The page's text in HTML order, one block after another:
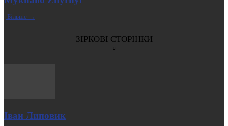
| Більше →
ЗІРКОВІ СТОРІНКИ
Іван Липовик